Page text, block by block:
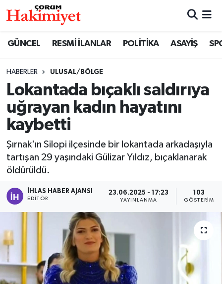
GÜNCEL RESMİ İLANLAR POLİTİKA ASAYİŞ
HABERLER ULUSAL/BÖLGE
Lokantada bıçaklı saldırıya
uğrayan kadın hayatını
kaybetti
Şırnak'ın Silopi ilçesinde bir lokantada arkadaşıyla
tartışan 29 yaşındaki Gülizar Yıldız, bıçaklanarak
öldürüldü.
İHLAS HABER AJANSI
EDITÖR
23.06.2025 - 17:23
YAYINLANMA
103
GÖSTERIM
SAĞLIK
ASAYİŞ
EKONOMİ
GÜNCEL
AKTÜEL
EĞİTİM
OTOPARK
Nöbetçi Eczaneler
Çorum Namaz Vakitleri
Trafik Durumu
Süper Lig Puan Durumu ve Fikstür
Tüm Manşetler
Son Dakika Haberleri
Haber Arşivi